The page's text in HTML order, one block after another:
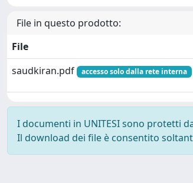
File in questo prodotto:
File
saudkiran.pdf
accesso solo dalla rete interna
I documenti in UNITESI sono protetti
Il download dei file è consentito